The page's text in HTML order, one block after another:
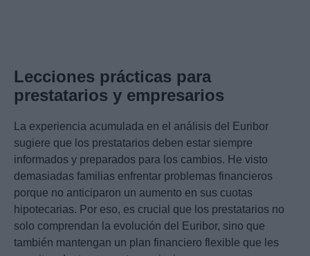
Lecciones prácticas para
prestatarios y empresarios
La experiencia acumulada en el análisis del Euribor
sugiere que los prestatarios deben estar siempre
informados y preparados para los cambios. He visto
demasiadas familias enfrentar problemas financieros
porque no anticiparon un aumento en sus cuotas
hipotecarias. Por eso, es crucial que los prestatarios no
solo comprendan la evolución del Euribor, sino que
también mantengan un plan financiero flexible que les